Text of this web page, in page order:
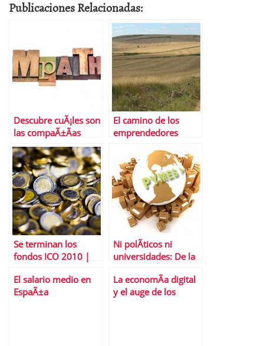
Publicaciones Relacionadas:
Descubre cuÃ¡les son
las compaÃ±Ã­as
mÃ¡s empÃ¡ticasâ€¦
y las menos
El camino de los
emprendedores
Se terminan los
fondos ICO 2010 |
operaciones
Ni polÃ­ticos ni
universidades: De la
los emprendedores!!!
El salario medio en
EspaÃ±a
La economÃ­a digital
y el auge de los